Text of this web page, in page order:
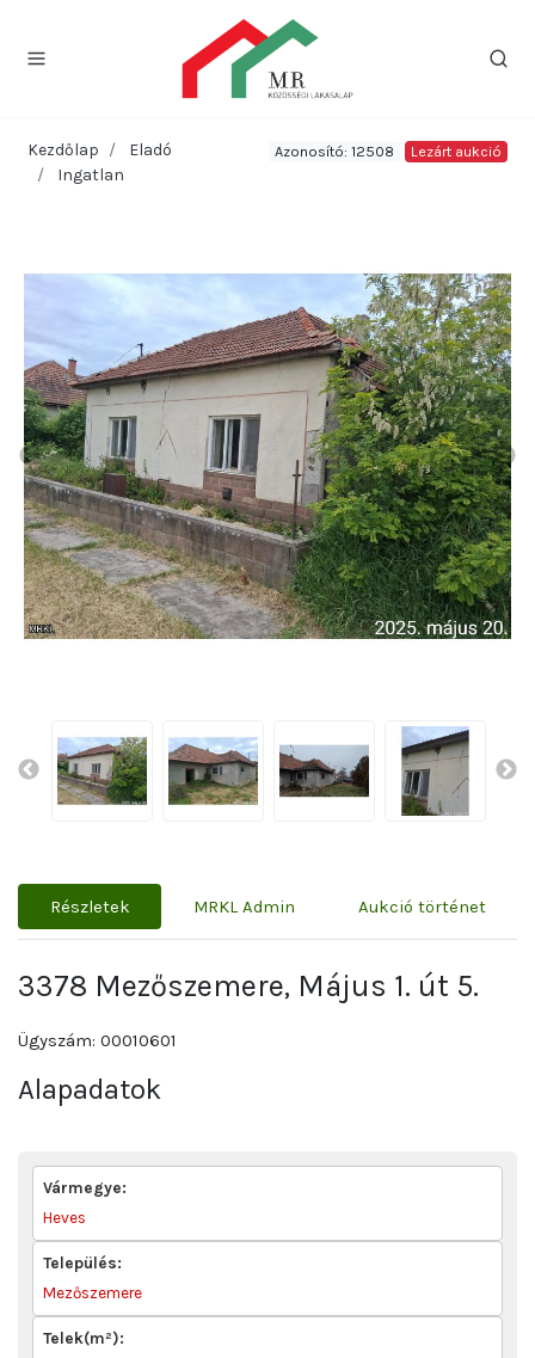
Kezdőlap
Eladó
Ingatlan
Azonosító: 12508 Lezárt aukció
Részletek MRKL Admin Aukció történet
3378 Mezőszemere, Május 1. út 5.
Ügyszám: 00010601
Alapadatok
Vármegye:
Heves
Település:
Mezőszemere
Telek(m²):